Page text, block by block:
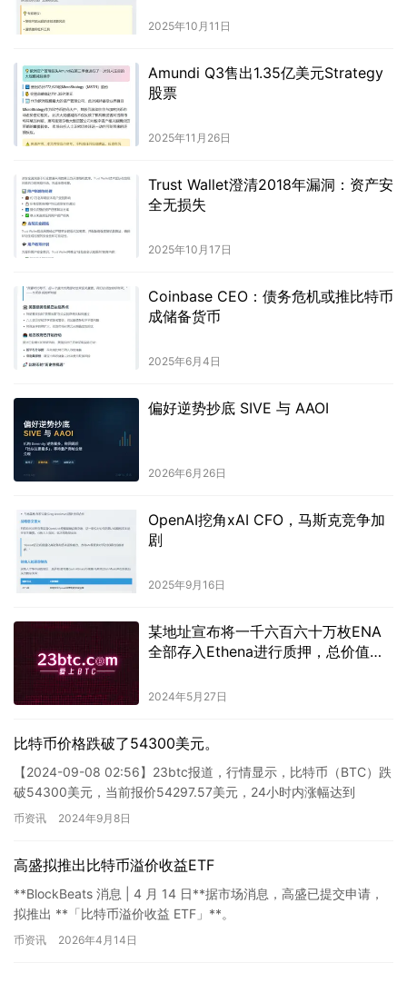
2025年10月11日
Amundi Q3售出1.35亿美元Strategy
股票
2025年11月26日
Trust Wallet澄清2018年漏洞：资产安
全无损失
2025年10月17日
Coinbase CEO：债务危机或推比特币
成储备货币
2025年6月4日
偏好逆势抄底 SIVE 与 AAOI
2026年6月26日
OpenAI挖角xAI CFO，马斯克竞争加
剧
2025年9月16日
某地址宣布将一千六百六十万枚ENA
全部存入Ethena进行质押，总价值为
2024年5月27日
比特币价格跌破了54300美元。
【2024-09-08 02:56】23btc报道，行情显示，比特币（BTC）跌
破54300美元，当前报价54297.57美元，24小时内涨幅达到
1.48%。市场波动明显，请务必做…
币资讯 2024年9月8日
高盛拟推出比特币溢价收益ETF
**BlockBeats 消息 | 4 月 14 日**据市场消息，高盛已提交申请，
拟推出 **「比特币溢价收益 ETF」**。
币资讯 2026年4月14日